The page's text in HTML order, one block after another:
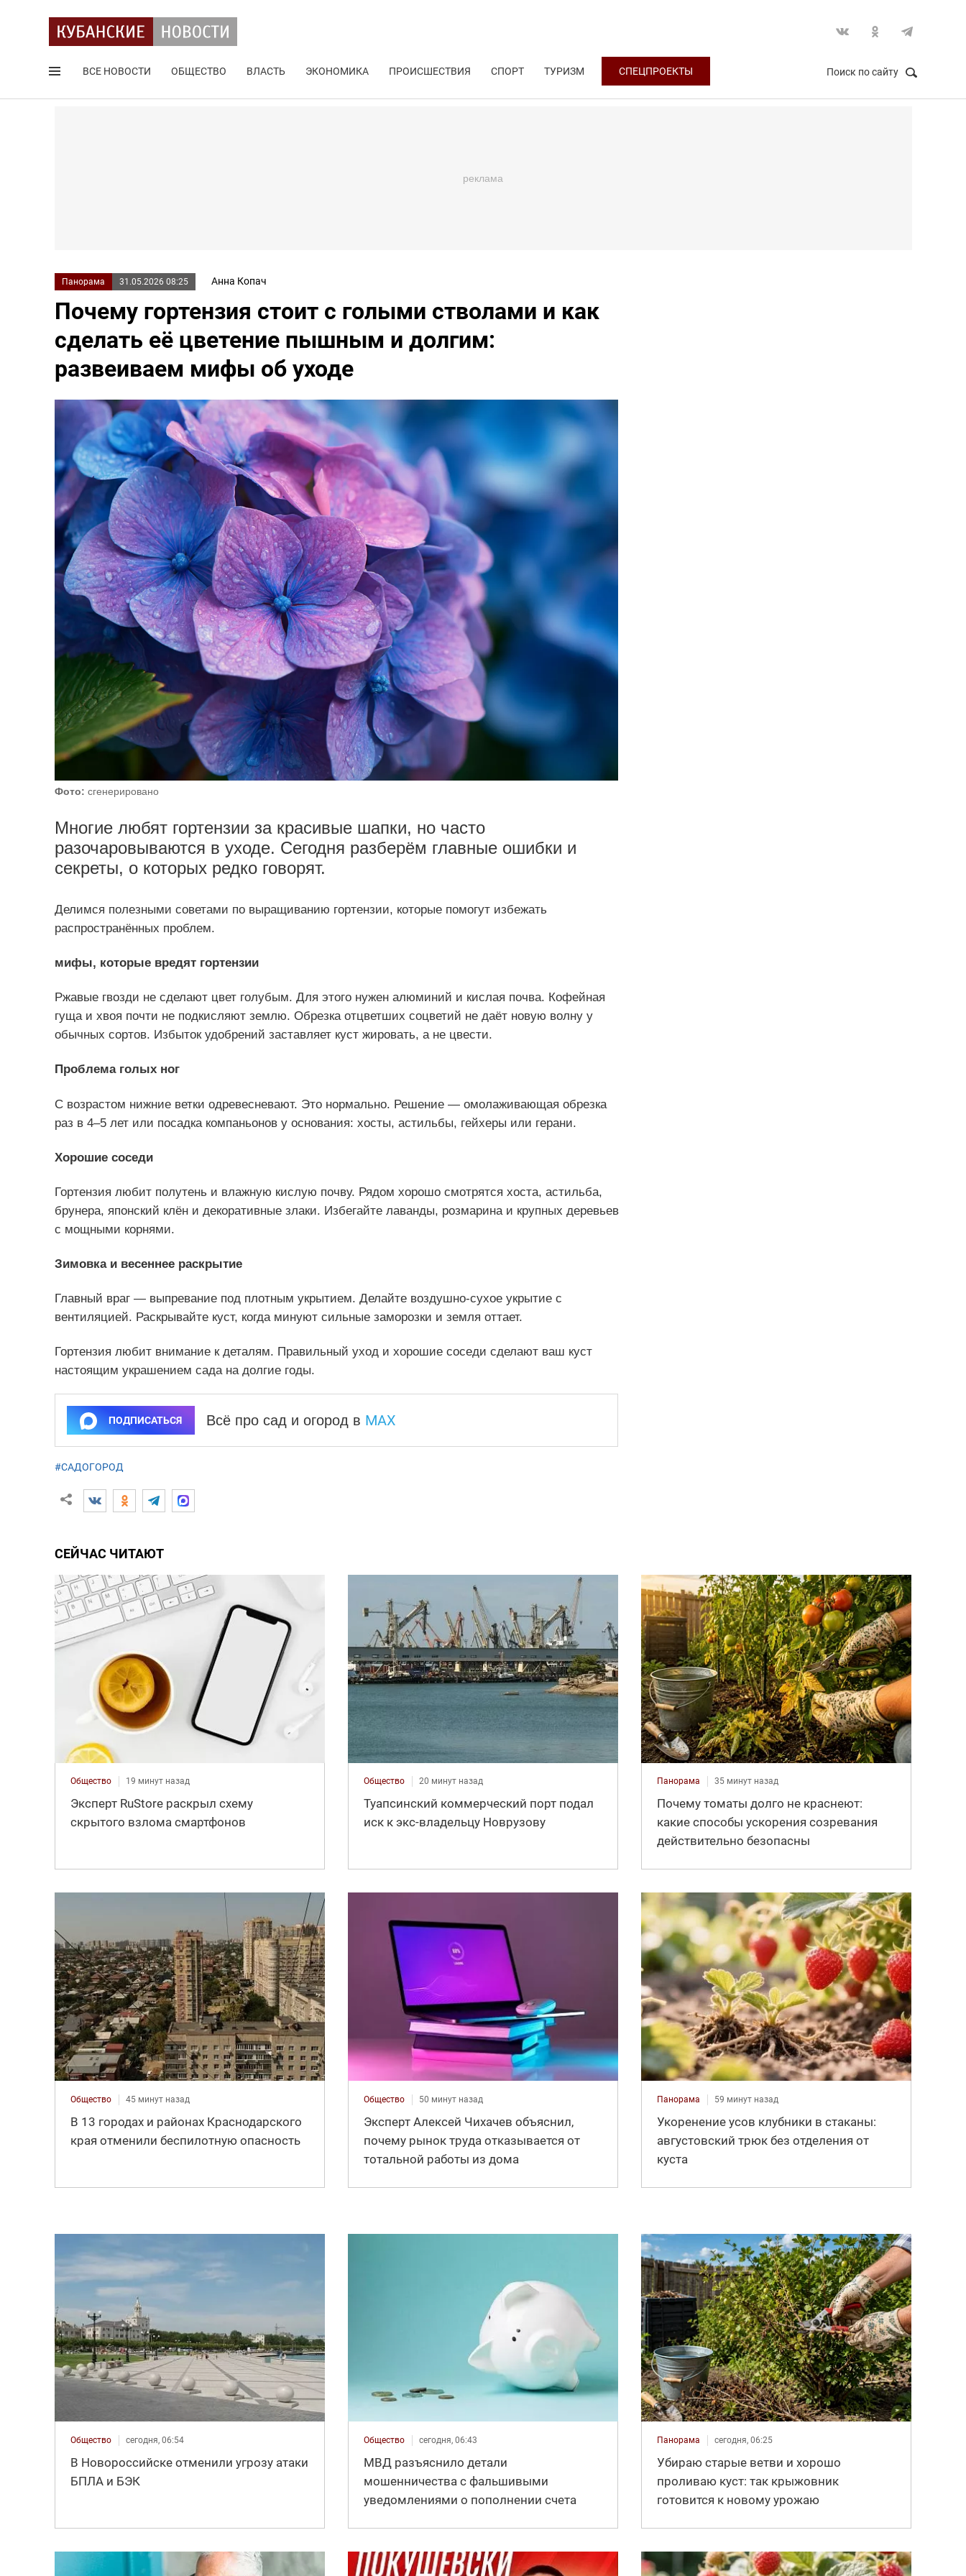
ВСЕ НОВОСТИ ОБЩЕСТВО ВЛАСТЬ ЭКОНОМИКА ПРОИСШЕСТВИЯ СПОРТ ТУРИЗМ СПЕЦПРОЕКТЫ Поиск по сайту
Панорама 31.05.2026 08:25 Анна Копач
Почему гортензия стоит с голыми стволами и как
сделать её цветение пышным и долгим:
развеиваем мифы об уходе
Фото: сгенерировано
Многие любят гортензии за красивые шапки, но часто
разочаровываются в уходе. Сегодня разберём главные ошибки и
секреты, о которых редко говорят.
Делимся полезными советами по выращиванию гортензии, которые помогут избежать
распространённых проблем.
мифы, которые вредят гортензии
Ржавые гвозди не сделают цвет голубым. Для этого нужен алюминий и кислая почва. Кофейная
гуща и хвоя почти не подкисляют землю. Обрезка отцветших соцветий не даёт новую волну у
обычных сортов. Избыток удобрений заставляет куст жировать, а не цвести.
Проблема голых ног
С возрастом нижние ветки одревесневают. Это нормально. Решение — омолаживающая обрезка
раз в 4–5 лет или посадка компаньонов у основания: хосты, астильбы, гейхеры или герани.
Хорошие соседи
Гортензия любит полутень и влажную кислую почву. Рядом хорошо смотрятся хоста, астильба,
брунера, японский клён и декоративные злаки. Избегайте лаванды, розмарина и крупных деревьев
с мощными корнями.
Зимовка и весеннее раскрытие
Главный враг — выпревание под плотным укрытием. Делайте воздушно-сухое укрытие с
вентиляцией. Раскрывайте куст, когда минуют сильные заморозки и земля оттает.
Гортензия любит внимание к деталям. Правильный уход и хорошие соседи сделают ваш куст
настоящим украшением сада на долгие годы.
ПОДПИСАТЬСЯ Всё про сад и огород в MAX
#САДОГОРОД
СЕЙЧАС ЧИТАЮТ
Общество 19 минут назад
Эксперт RuStore раскрыл схему
скрытого взлома смартфонов
Общество 20 минут назад
Туапсинский коммерческий порт подал
иск к экс-владельцу Новрузову
Панорама 35 минут назад
Почему томаты долго не краснеют:
какие способы ускорения созревания
действительно безопасны
Общество 45 минут назад
В 13 городах и районах Краснодарского
края отменили беспилотную опасность
Общество 50 минут назад
Эксперт Алексей Чихачев объяснил,
почему рынок труда отказывается от
тотальной работы из дома
Панорама 59 минут назад
Укоренение усов клубники в стаканы:
августовский трюк без отделения от
куста
Общество сегодня, 06:54
В Новороссийске отменили угрозу атаки
БПЛА и БЭК
Общество сегодня, 06:43
МВД разъяснило детали
мошенничества с фальшивыми
уведомлениями о пополнении счета
Панорама сегодня, 06:25
Убираю старые ветви и хорошо
проливаю куст: так крыжовник
готовится к новому урожаю